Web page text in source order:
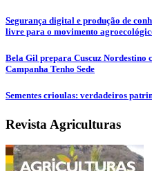
Segurança digital e produção de
livre para o movimento
Bela Gil prepara Cuscuz Nordestino
Campanha Tenho Sede
Sementes crioulas: verdadeiros
Revista Agriculturas